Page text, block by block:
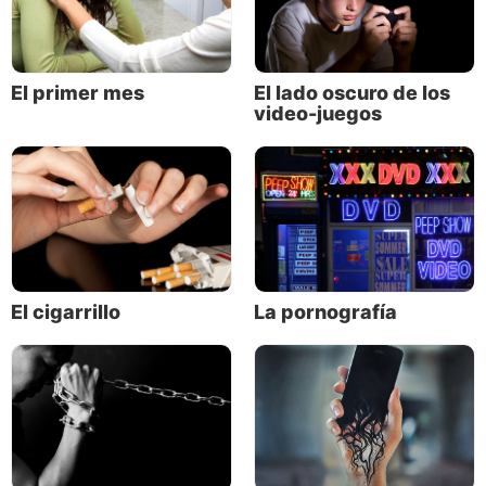
mismos.
En muchas formas nos hemos convertido
literalmente en el producto. Las corporaciones
venden nuestros datos y aún se dan el lujo de buscar
dispositivos siempre conectados.
El primer mes
El lado oscuro de los
video-juegos
El cigarrillo La pornografía